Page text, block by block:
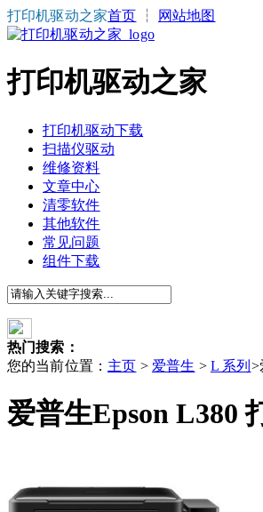
打印机驱动之家首页 ┆ 网站地图
打印机驱动之家
打印机驱动下载
扫描仪驱动
维修资料
文章中心
清零软件
其他软件
常见问题
组件下载
热门搜索：
您的当前位置： 主页 > 爱普生 > L 系列 >
爱普生Epson L380